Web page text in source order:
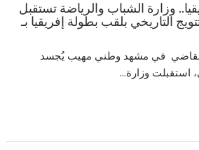
وزارة الشباب والرياضة تستقبل
التاريخي بلقب بطولة إفريقيا بـ
القاضي في مشهد وطني مهيب يُجسد
استقبلت وزارة...